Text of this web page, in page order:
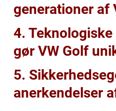
generationer af
4.
gør VW Golf
5.
anerkendelser